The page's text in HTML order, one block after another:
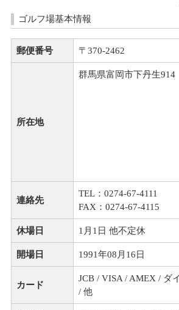
ゴルフ場基本情報
郵便番号 〒370-2462
所在地
群馬県富岡市下丹生914
連絡先
TEL：0274-67-4111
FAX：0274-67-4115
休場日 1月1日 他不定休
開場日 1991年08月16日
カード
JCB / VISA / AMEX / ダ
/ 他